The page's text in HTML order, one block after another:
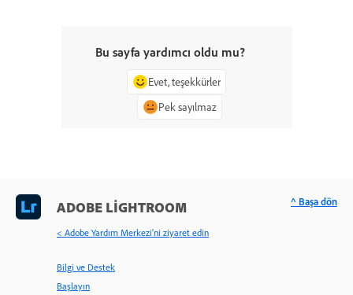
Bu sayfa yardımcı oldu mu?
Evet, teşekkürler
Pek sayılmaz
ADOBE LIGHTROOM
< Adobe Yardım Merkezi'ni ziyaret edin
Bilgi ve Destek
Başlayın
^ Başa dön